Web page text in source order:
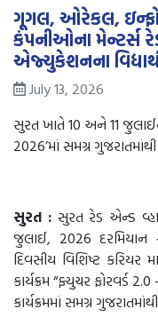
ગૂગલ, ઓરેકલ,
કંપનીઓના મેન્ટર્સ
એજ્યુકેશનના
July 13, 2026
સુરત ખાતે 10 અને 11
2026’માં સમગ્ર
સુરત :સુરત રેડ એન્ડ
જુલાઈ, 2026 દરમિયાન
દિવસીય વિશિષ્ટ કરિયર
કાર્યક્રમ “ફ્યુચર
કાર્યક્રમમાં સમગ્ર